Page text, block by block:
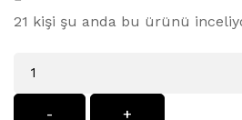
21 kişi şu anda bu ürünü
Miktar
- +